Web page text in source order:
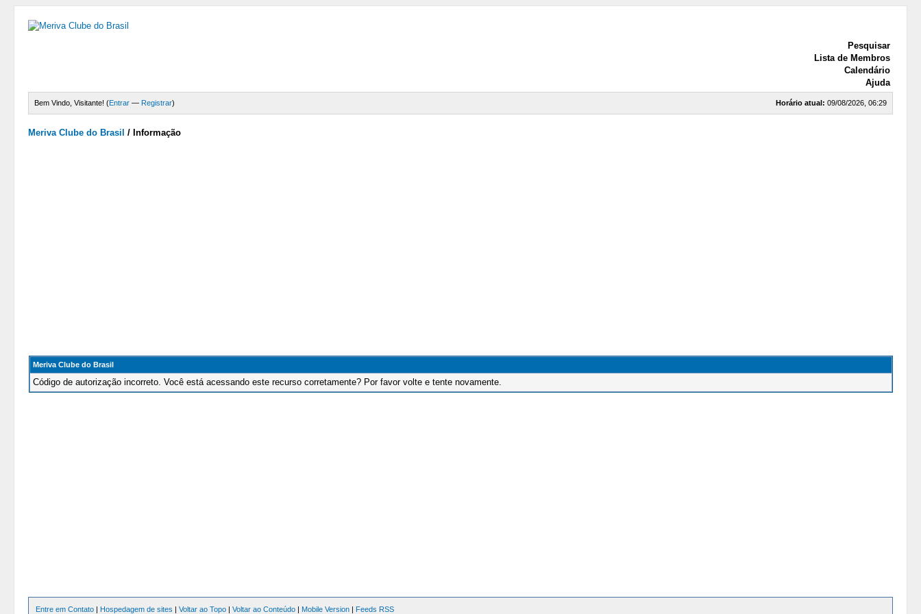
Pesquisar
Lista de Membros
Calendário
Ajuda
Horário atual: 09/08/2026, 06:29
Bem Vindo, Visitante! (Entrar — Registrar)
Meriva Clube do Brasil / Informação
Meriva Clube do Brasil
Código de autorização incorreto. Você está acessando este recurso corretamente? Por favor volte e tente novamente.
Entre em Contato | Hospedagem de sites |Voltar ao Topo |Voltar ao Conteúdo | Mobile Version | Feeds RSS